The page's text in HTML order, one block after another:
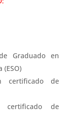
Graduado en
certificado de
de